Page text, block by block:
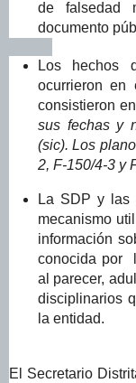
de falsedad
documento
Los hechos
ocurrieron
consistieron en
sus fechas y
(sic). Los
2, F-150/4-3 y
La SDP y las
mecanismo
información
conocida por
al parecer,
disciplinarios
la entidad.
El Secretario